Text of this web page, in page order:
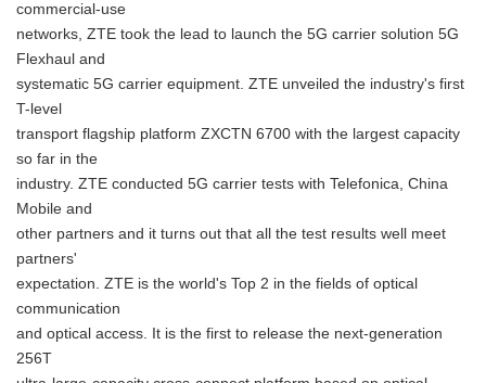
commercial-use
networks, ZTE took the lead to launch the 5G carrier solution 5G
Flexhaul and
systematic 5G carrier equipment. ZTE unveiled the industry's first
T-level
transport flagship platform ZXCTN 6700 with the largest capacity
so far in the
industry. ZTE conducted 5G carrier tests with Telefonica, China
Mobile and
other partners and it turns out that all the test results well meet
partners'
expectation. ZTE is the world's Top 2 in the fields of optical
communication
and optical access. It is the first to release the next-generation
256T